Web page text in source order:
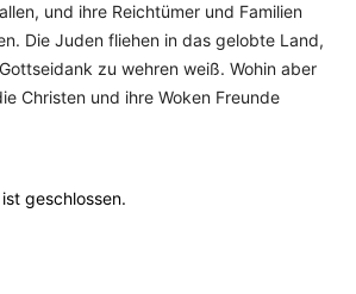
und ihre Reichtümer und Familien
Die Juden fliehen in das gelobte Land,
zu wehren weiß. Wohin aber
Christen und ihre Woken Freunde
geschlossen.